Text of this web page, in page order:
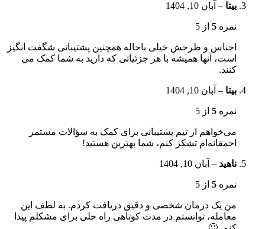
بیتا – آبان 10, 1404
نمره 5 از 5
اجناس و طرحش خیلی باحاله همچنین پشتیبانی شگفت انگیز
است، آنها همیشه با هر جزئیاتی که دارید به شما کمک می
کنند.
بیتا – آبان 10, 1404
نمره 5 از 5
می‌خواهم از تیم پشتیبانی برای کمک به سؤالات مستمر
احمقانه‌ام تشکر کنم، شما بهترین هستید!
ناهید – آبان 10, 1404
نمره 5 از 5
من یک درمان شخصی و دقیق دریافت کردم. به لطف این
معامله، توانستم در مدت کوتاهی راه حلی برای مشکلم پیدا